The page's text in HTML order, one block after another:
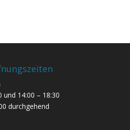
und 14:00 – 18:30
durchgehend